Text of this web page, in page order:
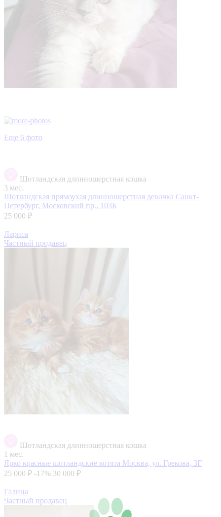
Еще 6 фото
Шотландская длинношерстная кошка
3 мес.
Шотландская прямоухая длинношерстная девочка Санкт-
Петербург, Московский пр., 103Б
25 000 ₽
Лариса
Частный продавец
Шотландская длинношерстная кошка
1 мес.
Ярко красные шотландские котята Москва, ул. Грекова, 3Г
25 000 ₽ -17% 30 000 ₽
Галина
Частный продавец